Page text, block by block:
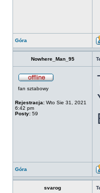
Góra
Nowhere_Man_95
fan sztabowy
Rejestracja: Wto Sie 31, 2021
6:42 pm
Posty: 59
Góra
svarog